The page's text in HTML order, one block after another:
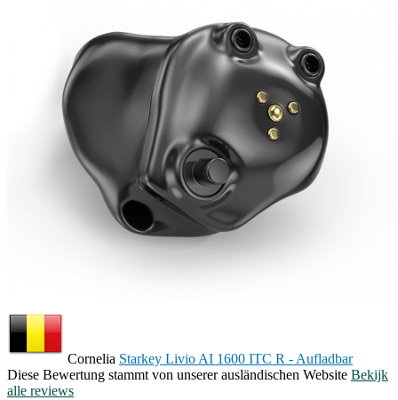
Cornelia Starkey Livio AI 1600 ITC R - Aufladbar
Diese Bewertung stammt von unserer ausländischen Website Bekijk
alle reviews